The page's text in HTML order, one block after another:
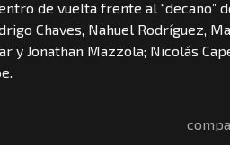
de vuelta frente al “decano”
Chaves, Nahuel Rodríguez,
y Jonathan Mazzola; Nicolás